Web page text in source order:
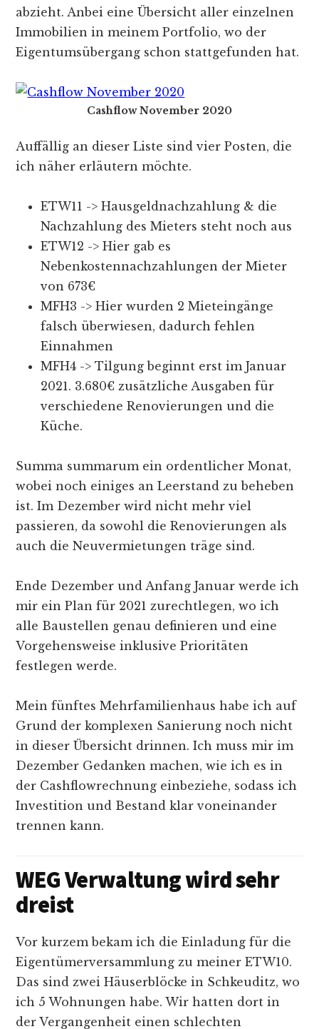
abzieht. Anbei eine Übersicht aller einzelnen
Immobilien in meinem Portfolio, wo der
Eigentumsübergang schon stattgefunden hat.
Cashflow November 2020
Auffällig an dieser Liste sind vier Posten, die
ich näher erläutern möchte.
ETW11 -> Hausgeldnachzahlung & die
Nachzahlung des Mieters steht noch aus
ETW12 -> Hier gab es
Nebenkostennachzahlungen der Mieter
von 673€
MFH3 -> Hier wurden 2 Mieteingänge
falsch überwiesen, dadurch fehlen
Einnahmen
MFH4 -> Tilgung beginnt erst im Januar
2021. 3.680€ zusätzliche Ausgaben für
verschiedene Renovierungen und die
Küche.
Summa summarum ein ordentlicher Monat,
wobei noch einiges an Leerstand zu beheben
ist. Im Dezember wird nicht mehr viel
passieren, da sowohl die Renovierungen als
auch die Neuvermietungen träge sind.
Ende Dezember und Anfang Januar werde ich
mir ein Plan für 2021 zurechtlegen, wo ich
alle Baustellen genau definieren und eine
Vorgehensweise inklusive Prioritäten
festlegen werde.
Mein fünftes Mehrfamilienhaus habe ich auf
Grund der komplexen Sanierung noch nicht
in dieser Übersicht drinnen. Ich muss mir im
Dezember Gedanken machen, wie ich es in
der Cashflowrechnung einbeziehe, sodass ich
Investition und Bestand klar voneinander
trennen kann.
WEG Verwaltung wird sehr
dreist
Vor kurzem bekam ich die Einladung für die
Eigentümerversammlung zu meiner ETW10.
Das sind zwei Häuserblöcke in Schkeuditz, wo
ich 5 Wohnungen habe. Wir hatten dort in
der Vergangenheit einen schlechten